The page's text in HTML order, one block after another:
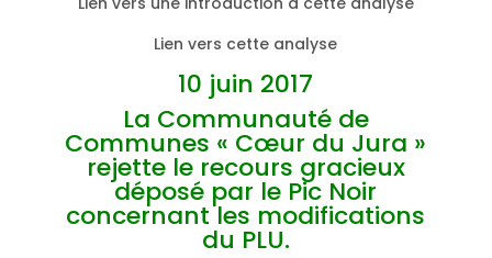
Lien vers cette analyse
10 juin 2017
La Communauté de
Communes « Cœur du Jura »
rejette le recours gracieux
déposé par le Pic Noir
concernant les modifications
du PLU.